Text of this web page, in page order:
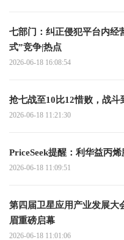
七部门：纠正侵犯平台内经
式”竞争|热点
2026-06-18 16:08:54
抢七战至10比12惜败，战
2026-06-18 11:21:30
PriceSeek提醒：利华益丙
2026-06-18 11:09:51
第四届卫星应用产业发展大
眉重磅启幕
2026-06-18 11:01:06